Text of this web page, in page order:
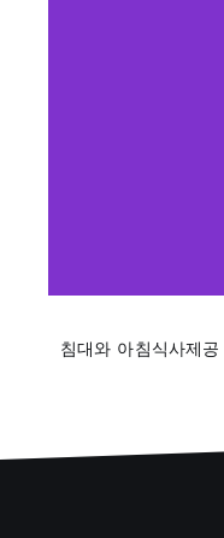
침대와 아침식사제공